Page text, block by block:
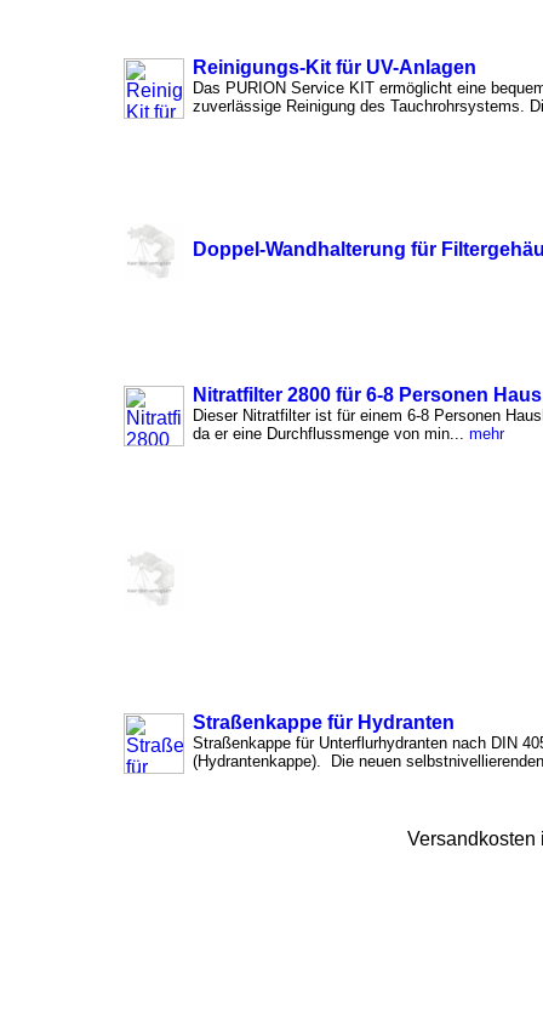
Reinigungs-Kit für UV-Anlagen
Das PURION Service KIT ermöglicht eine
zuverlässige Reinigung des Tauchrohrsystems.
Doppel-Wandhalterung für
Nitratfilter 2800 für 6-8 Personen
Dieser Nitratfilter ist für einem 6-8 Personen
da er eine Durchflussmenge von min... mehr
Straßenkappe für Hydranten
Straßenkappe für Unterflurhydranten nach DIN
(Hydrantenkappe). Die neuen
Versandkosten